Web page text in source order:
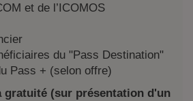
et de l’ICOMOS
du "Pass Destination"
Pass + (selon offre)
gratuité (sur présentation d'un